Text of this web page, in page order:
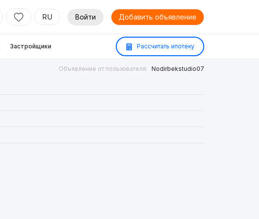
RU Войти Добавить объявление
Застройщики Рассчитать ипотеку
Объявление от пользователя: Nodirbekstudio07